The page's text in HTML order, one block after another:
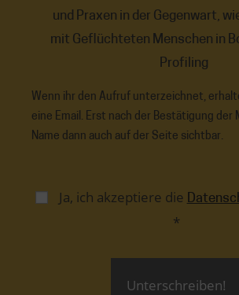
und Praxen in der Gegenwart,
mit Geflüchteten Menschen in
Profiling
Wenn ihr den Aufruf unterzeichnet,
eine Email. Erst nach der Bestätigung der
Name dann auch auf der Seite sichtbar.
Ja, ich akzeptiere die
*
Unterschreiben!